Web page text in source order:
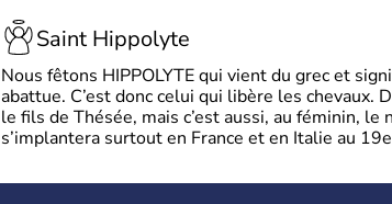
Saint Hippolyte
Nous fêtons HIPPOLYTE qui vient du grec et
abattue. C’est donc celui qui libère les
le fils de Thésée, mais c’est aussi, au féminin,
s’implantera surtout en France et en Italie au